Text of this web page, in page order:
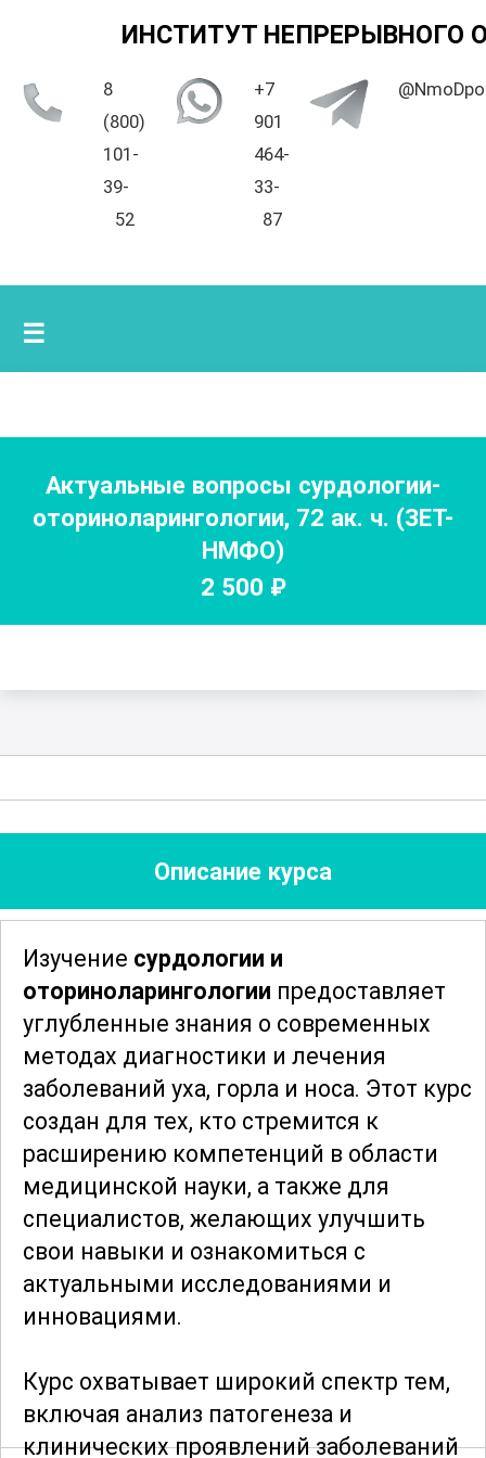
ИНСТИТУТ НЕПРЕРЫВНОГО
8
(800)
101-
39-
52
+7
901
464-
33-
87
☰
Актуальные вопросы сурдологии-
оториноларингологии, 72 ак. ч. (ЗЕТ-
НМФО)
2 500 ₽
Описание курса
Изучение сурдологии и
оториноларингологии предоставляет
углубленные знания о современных
методах диагностики и лечения
заболеваний уха, горла и носа. Этот курс
создан для тех, кто стремится к
расширению компетенций в области
медицинской науки, а также для
специалистов, желающих улучшить
свои навыки и ознакомиться с
актуальными исследованиями и
инновациями.
Курс охватывает широкий спектр тем,
включая анализ патогенеза и
клинических проявлений заболеваний